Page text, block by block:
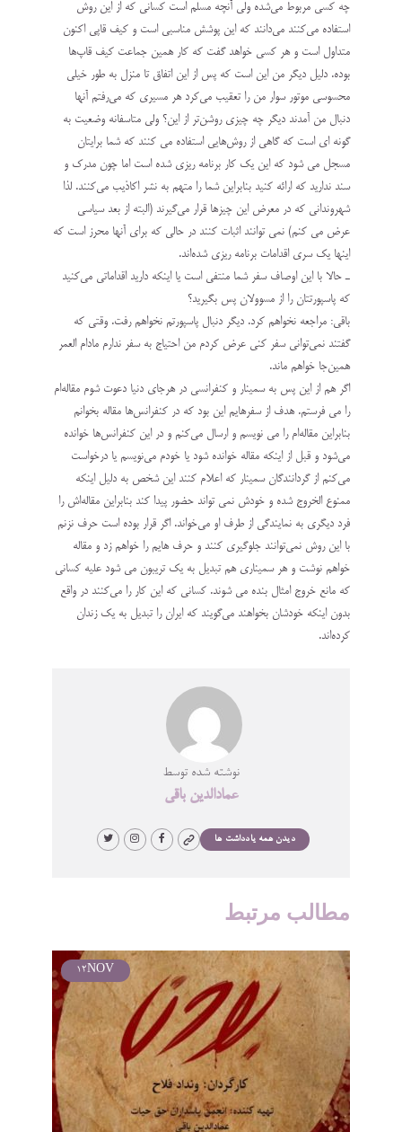
چه كسي مربوط مي‌شده ولي آنچه مسلم است كساني كه از اين روش
استفاده مي‌كنند مي‌دانند كه اين پوشش مناسبي است و كيف قاپي اكنون
متداول است و هر كسي خواهد گفت كه كار همين جماعت كيف قاپ‌ها
بوده. دليل ديگر من اين است كه پس از اين اتفاق تا منزل به طور خيلي
محسوسي موتور سوار من را تعقيب مي‌كرد هر مسيري كه مي‌رفتم آنها
دنبال من آمدند ديگر چه چيزي روشن‌تر از اين؟ ولي متاسفانه وضعيت به
گونه اي است كه گاهي از روش‌هايي استفاده مي كنند كه شما برايتان
مسجل مي شود كه اين يك كار برنامه ريزي شده است اما چون مدرك و
سند نداريد كه ارائه كنيد بنابراين شما را متهم به نشر اكاذيب مي‌كنند. لذا
شهرونداني كه در معرض اين چيزها قرار مي‌گيرند (البته از بعد سياسي
عرض مي‌ كنم) نمي توانند اثبات كنند در حالي كه براي آنها محرز است كه
اينها يك سري اقدامات برنامه ريزي شده‌اند.
ـ حالا با اين اوصاف سفر شما منتفي است يا اينكه داريد اقداماتي مي‌كنيد
كه پاسپورتتان را از مسوولان پس بگيريد؟
باقي: مراجعه نخواهم كرد. ديگر دنبال پاسپورتم نخواهم رفت. وقتي كه
گفتند نمي‌تواني سفر كني عرض كردم من احتياج به سفر ندارم مادام العمر
همين‌جا خواهم ماند.
اگر هم از اين پس به سمينار و كنفرانسي در هرجاي دنيا دعوت شوم مقاله‌ام
را مي فرستم. هدف از سفرهايم اين بود كه در كنفرانس‌ها مقاله بخوانم
بنابراين مقاله‌ام را مي نويسم و ارسال مي‌كنم و در اين كنفرانس‌ها خوانده
مي‌شود و قبل از اينكه مقاله خوانده شود يا خودم مي‌نويسم يا درخواست
مي‌كنم از گردانندگان سمينار كه اعلام كنند اين شخص به دليل اينكه
ممنوع الخروج شده و خودش نمي تواند حضور پيدا كند بنابراين مقاله‌اش را
فرد ديگري به نمايندگي از طرف او مي‌خواند. اگر قرار بوده است حرف نزنم
با اين روش نمي‌توانند جلوگيري كنند و حرف هايم را خواهم زد و مقاله‌
خواهم نوشت و هر سميناري هم تبديل به يك تريبون مي شود عليه كساني
كه مانع خروج امثال بنده مي شوند. كساني كه اين كار را مي‌كنند در واقع
بدون اينكه خودشان بخواهند مي‌گويند كه ايران را تبديل به يك زندان
كرده‌اند.
نوشته شده توسط
عمادالدین باقی
دیدن همه یادداشت ها
مطالب مرتبط
NOV
12